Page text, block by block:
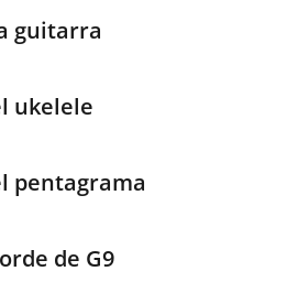
guitarra
ukelele
pentagrama
de G9